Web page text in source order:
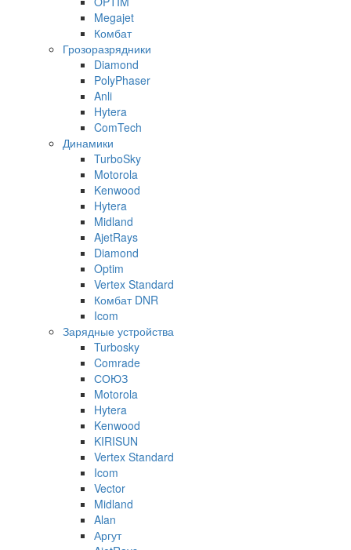
Megajet
Комбат
Грозоразрядники
Diamond
PolyPhaser
Anli
Hytera
ComTech
Динамики
TurboSky
Motorola
Kenwood
Hytera
Midland
AjetRays
Diamond
Optim
Vertex Standard
Комбат DNR
Icom
Зарядные устройства
Turbosky
Comrade
СОЮЗ
Motorola
Hytera
Kenwood
KIRISUN
Vertex Standard
Icom
Vector
Midland
Alan
Аргут